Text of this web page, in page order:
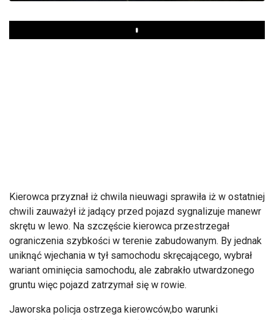
Play
Kierowca przyznał iż chwila nieuwagi sprawiła iż w ostatniej
chwili zauważył iż jadący przed pojazd sygnalizuje manewr
skrętu w lewo. Na szczęście kierowca przestrzegał
ograniczenia szybkości w terenie zabudowanym. By jednak
uniknąć wjechania w tył samochodu skręcającego, wybrał
wariant ominięcia samochodu, ale zabrakło utwardzonego
gruntu więc pojazd zatrzymał się w rowie.
Jaworska policja ostrzega kierowców,bo warunki